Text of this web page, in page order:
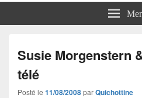
Susie Morgenstern
télé
Posté le 11/08/2008parQuichottine